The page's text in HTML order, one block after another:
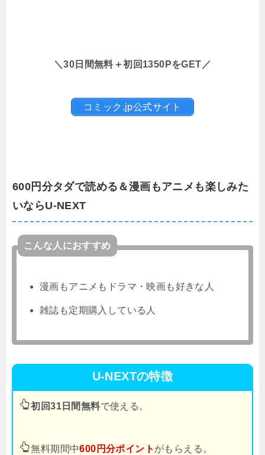
＼30日間無料＋初回1350PをGET／
コミック.jp公式サイト
600円分タダで読める＆漫画もアニメも楽しみた
いならU-NEXT
こんな人におすすめ
漫画もアニメもドラマ・映画も好きな人
雑誌も定期購入している人
U-NEXTの特徴
初回31日間無料で使える。
無料期間中600円分ポイント がもらえる。